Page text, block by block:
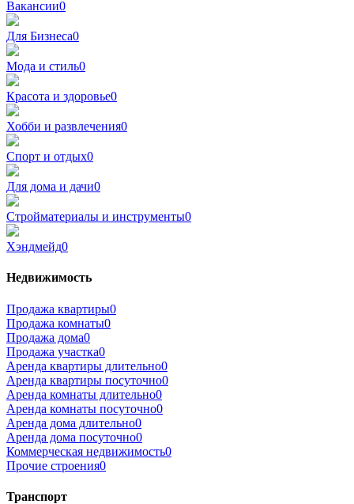
Вакансии0
Для Бизнеса0
Мода и стиль0
Красота и здоровье0
Хобби и развлечения0
Спорт и отдых0
Для дома и дачи0
Стройматериалы и инструменты0
Хэндмейд0
Недвижимость
Продажа квартиры0
Продажа комнаты0
Продажа дома0
Продажа участка0
Аренда квартиры длительно0
Аренда квартиры посуточно0
Аренда комнаты длительно0
Аренда комнаты посуточно0
Аренда дома длительно0
Аренда дома посуточно0
Коммерческая недвижимость0
Прочие строения0
Транспорт